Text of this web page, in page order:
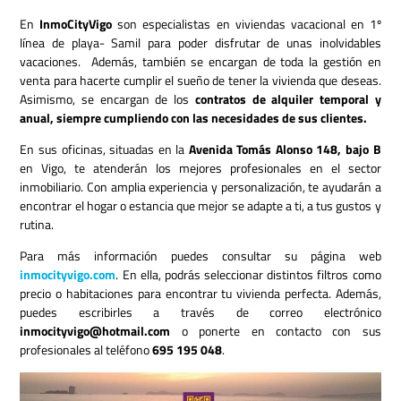
En InmoCityVigo son especialistas en viviendas vacacional en 1º
línea de playa- Samil para poder disfrutar de unas inolvidables
vacaciones. Además, también se encargan de toda la gestión en
venta para hacerte cumplir el sueño de tener la vivienda que deseas.
Asimismo, se encargan de los contratos de alquiler temporal y
anual, siempre cumpliendo con las necesidades de sus clientes.
En sus oficinas, situadas en la Avenida Tomás Alonso 148, bajo B
en Vigo, te atenderán los mejores profesionales en el sector
inmobiliario. Con amplia experiencia y personalización, te ayudarán a
encontrar el hogar o estancia que mejor se adapte a ti, a tus gustos y
rutina.
Para más información puedes consultar su página web
inmocityvigo.com. En ella, podrás seleccionar distintos filtros como
precio o habitaciones para encontrar tu vivienda perfecta. Además,
puedes escribirles a través de correo electrónico
inmocityvigo@hotmail.com o ponerte en contacto con sus
profesionales al teléfono695 195 048.